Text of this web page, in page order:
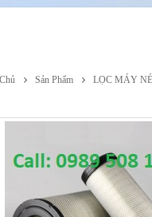
Sản Phẩm LỌC MÁY